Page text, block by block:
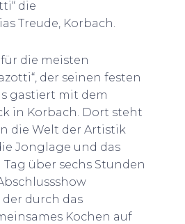
die
Treude, Korbach.
die meisten
der seinen festen
gastiert mit dem
in Korbach. Dort steht
die Welt der Artistik
Jonglage und das
über sechs Stunden
durch das
Kochen auf